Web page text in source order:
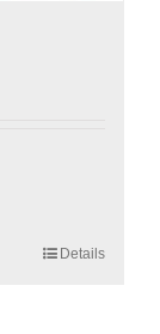
Details